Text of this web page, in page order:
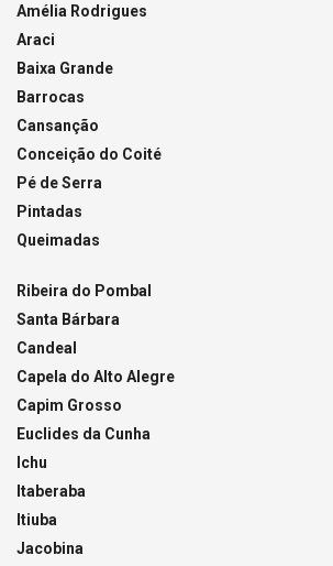
Amélia Rodrigues
Araci
Baixa Grande
Barrocas
Cansanção
Conceição do Coité
Pé de Serra
Pintadas
Queimadas
Ribeira do Pombal
Santa Bárbara
Candeal
Capela do Alto Alegre
Capim Grosso
Euclides da Cunha
Ichu
Itaberaba
Itiuba
Jacobina